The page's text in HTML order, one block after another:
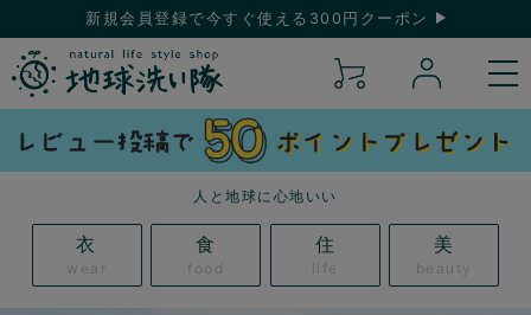
新規会員登録で今すぐ使える300円クーポン
人と地球に心地いい
衣
wear
食
food
住
life
美
beauty